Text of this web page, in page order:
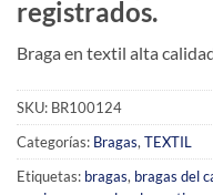
registrados.
Braga en textil alta
SKU: BR100124
Categorías: Bragas, TEXTIL
Etiquetas: bragas, bragas del